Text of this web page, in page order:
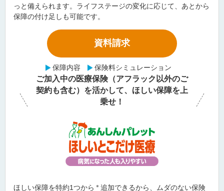
っと備えられます。ライフステージの変化に応じて、あとから
保障の付け足しも可能です。
資料請求
保障内容 保険料シミュレーション
ご加入中の医療保険（アフラック以外のご
契約も含む）を活かして、ほしい保障を上
乗せ！
ほしい保障を特約1つから ＊ 追加できるから、ムダのない保険